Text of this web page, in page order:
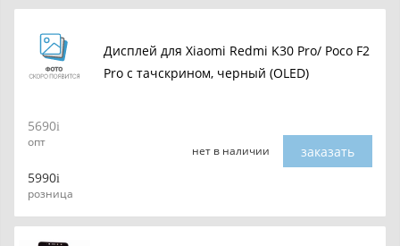
Дисплей для Xiaomi Redmi K30 Pro/ Poco F2
Pro с тачскрином, черный (OLED)
5690
опт
5990
розница
нет в наличии заказать